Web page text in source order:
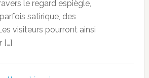
le regard espiègle,
satirique, des
visiteurs pourront ainsi
[…]